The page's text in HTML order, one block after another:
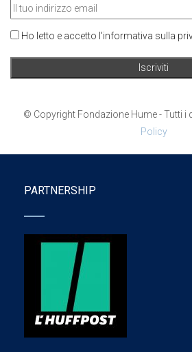
Ho letto e accetto l'informativa sulla
© Copyright Fondazione Hume - Tutti i
Policy
PARTNERSHIP